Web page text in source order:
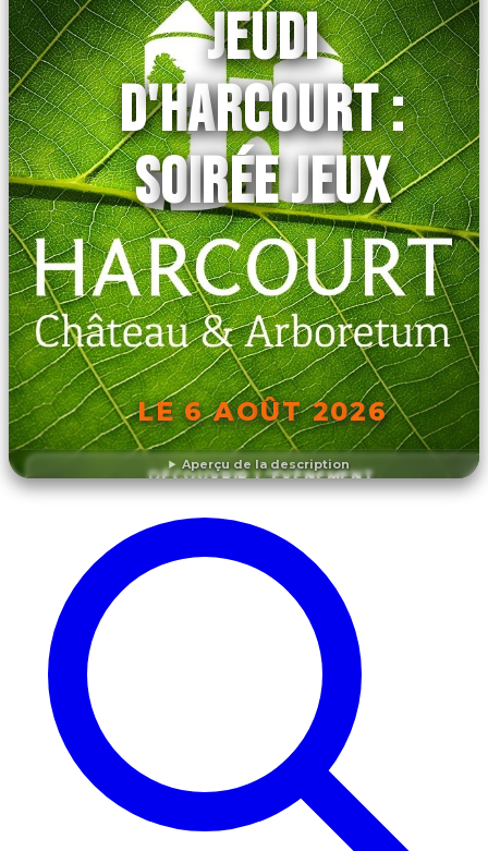
Aperçu de la description
JEUDI
D'HARCOURT :
SOIRÉE JEUX
LE 6 AOÛT 2026
DÉCOUVRIR L'ÉVÉNEMENT